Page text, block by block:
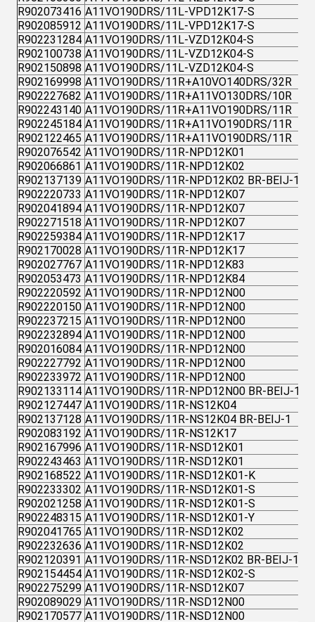
R902073416 A11VO190DRS/11L-VPD12K17-S
R902085912 A11VO190DRS/11L-VPD12K17-S
R902231284 A11VO190DRS/11L-VZD12K04-S
R902100738 A11VO190DRS/11L-VZD12K04-S
R902150898 A11VO190DRS/11L-VZD12K04-S
R902169998 A11VO190DRS/11R+A10VO140DRS/32R
R902227682 A11VO190DRS/11R+A11VO130DRS/10R
R902243140 A11VO190DRS/11R+A11VO190DRS/11R
R902245184 A11VO190DRS/11R+A11VO190DRS/11R
R902122465 A11VO190DRS/11R+A11VO190DRS/11R
R902076542 A11VO190DRS/11R-NPD12K01
R902066861 A11VO190DRS/11R-NPD12K02
R902137139 A11VO190DRS/11R-NPD12K02 BR-BEIJ-1
R902220733 A11VO190DRS/11R-NPD12K07
R902041894 A11VO190DRS/11R-NPD12K07
R902271518 A11VO190DRS/11R-NPD12K07
R902259384 A11VO190DRS/11R-NPD12K17
R902170028 A11VO190DRS/11R-NPD12K17
R902027767 A11VO190DRS/11R-NPD12K83
R902053473 A11VO190DRS/11R-NPD12K84
R902220592 A11VO190DRS/11R-NPD12N00
R902220150 A11VO190DRS/11R-NPD12N00
R902237215 A11VO190DRS/11R-NPD12N00
R902232894 A11VO190DRS/11R-NPD12N00
R902016084 A11VO190DRS/11R-NPD12N00
R902227792 A11VO190DRS/11R-NPD12N00
R902233972 A11VO190DRS/11R-NPD12N00
R902133114 A11VO190DRS/11R-NPD12N00 BR-BEIJ-1
R902127447 A11VO190DRS/11R-NS12K04
R902137128 A11VO190DRS/11R-NS12K04 BR-BEIJ-1
R902083192 A11VO190DRS/11R-NS12K17
R902167996 A11VO190DRS/11R-NSD12K01
R902243463 A11VO190DRS/11R-NSD12K01
R902168522 A11VO190DRS/11R-NSD12K01-K
R902233302 A11VO190DRS/11R-NSD12K01-S
R902021258 A11VO190DRS/11R-NSD12K01-S
R902248315 A11VO190DRS/11R-NSD12K01-Y
R902041765 A11VO190DRS/11R-NSD12K02
R902232636 A11VO190DRS/11R-NSD12K02
R902120391 A11VO190DRS/11R-NSD12K02 BR-BEIJ-1
R902154454 A11VO190DRS/11R-NSD12K02-S
R902275299 A11VO190DRS/11R-NSD12K07
R902089029 A11VO190DRS/11R-NSD12N00
R902170577 A11VO190DRS/11R-NSD12N00